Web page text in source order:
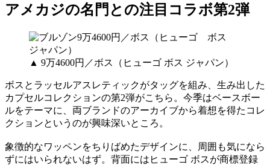
アメカジの名門との注目コラボ第2弾
▲ 9万4600円／ボス（ヒューゴ ボス ジャパン）
ボスとラッセルアスレティックがタッグを組み、生み出した
カプセルコレクションの第2弾がこちら。今季はベースボー
ルをテーマに、両ブランドのアーカイブから着想を得たコレ
クションというのが興味深いところ。
象徴的なワッペンをちりばめたデザインに、周囲も気になら
ずにはいられないはず。背面にはヒューゴ ボスが商標登録